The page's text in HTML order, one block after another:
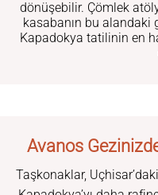
dönüşebilir. Çömlek
kasabanın bu alandaki
Kapadokya tatilinin en
Avanos
Taşkonaklar,